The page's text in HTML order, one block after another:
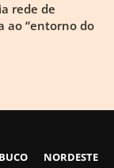
rede de
ao “entorno do
NORDESTE